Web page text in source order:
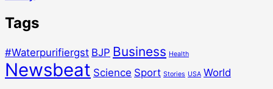
Tags
#Waterpurifiergst BJP Business Health
Newsbeat Science Sport Stories USA World